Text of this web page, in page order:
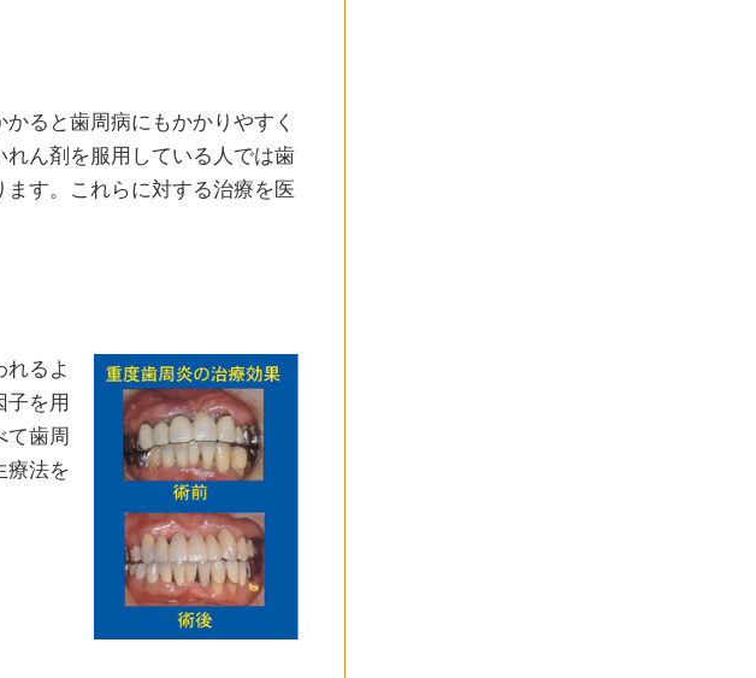
ると歯周病にもかかりやすく
ん剤を服用している人では歯
す。これらに対する治療を医
るよ
子を用
て歯周
療法を